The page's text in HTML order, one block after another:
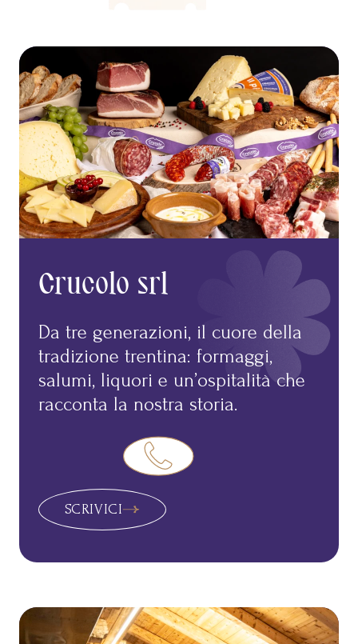
Crucolo srl
Da tre generazioni, il cuore della
tradizione trentina: formaggi,
salumi, liquori e un’ospitalità che
racconta la nostra storia.
SCRIVICI